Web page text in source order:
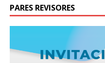
PARES REVISORES